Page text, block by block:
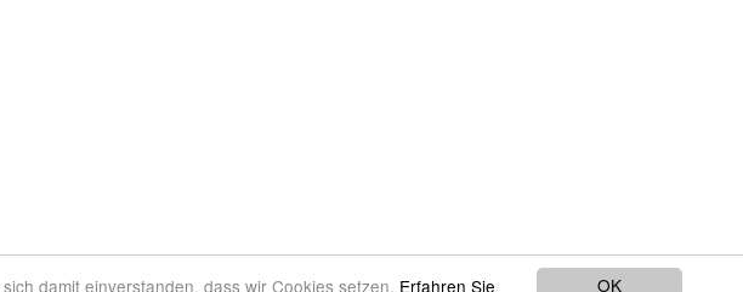
OK
damit einverstanden, dass wir Cookies setzen. Erfahren Sie